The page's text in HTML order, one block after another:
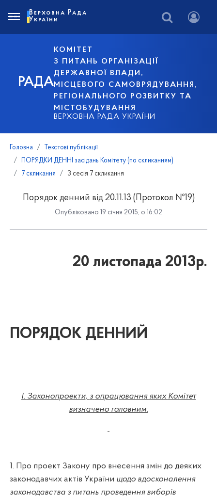
РАДА
КОМІТЕТ
З ПИТАНЬ ОРГАНІЗАЦІЇ
ДЕРЖАВНОЇ ВЛАДИ,
МІСЦЕВОГО САМОВРЯДУВАННЯ,
РЕГІОНАЛЬНОГО РОЗВИТКУ ТА
МІСТОБУДУВАННЯ
ВЕРХОВНА РАДА УКРАЇНИ
Верховна Рада
України
Головна
Текстові публікації
ПОРЯДКИ ДЕННІ засідань Комітету (по скликанням)
7 скликання
3 сесія 7 скликання
Порядок денний від 20.11.13 (Протокол №19)
Опубліковано 19 січня 2015, о 16:02
20 листопада 2013р.
ПОРЯДОК ДЕННИЙ
I. Законопроекти, з опрацювання яких Комітет
визначено головним:
1. Про проект Закону про внесення змін до деяких
законодавчих актів України щодо вдосконалення
законодавства з питань проведення виборів